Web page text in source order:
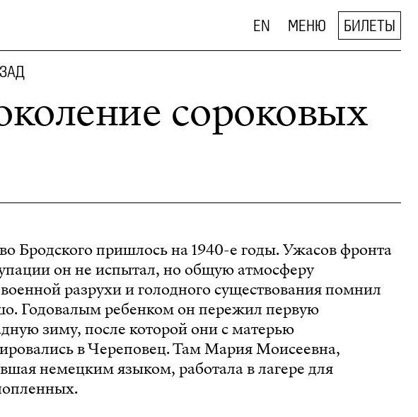
EN МЕНЮ БИЛЕТЫ
сороковых
Бродского пришлось на 1940-е годы. Ужасов фронта
он не испытал, но общую атмосферу
разрухи и голодного существования помнил
Годовалым ребенком он пережил первую
зиму, после которой они с матерью
в Череповец. Там Мария Моисеевна,
немецким языком, работала в лагере для